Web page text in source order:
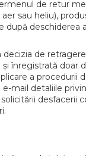
de retur
sau heliu),
deschiderea
decizia de
și înregistrată doar
a procedurii
mail detaliile
desfacerii